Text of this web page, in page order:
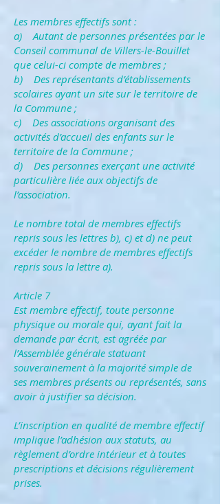
Les membres effectifs sont :
a) Autant de personnes présentées par le
Conseil communal de Villers-le-Bouillet
que celui-ci compte de membres ;
b) Des représentants d’établissements
scolaires ayant un site sur le territoire de
la Commune ;
c) Des associations organisant des
activités d’accueil des enfants sur le
territoire de la Commune ;
d) Des personnes exerçant une activité
particulière liée aux objectifs de
l’association.
Le nombre total de membres effectifs
repris sous les lettres b), c) et d) ne peut
excéder le nombre de membres effectifs
repris sous la lettre a).
Article 7
Est membre effectif, toute personne
physique ou morale qui, ayant fait la
demande par écrit, est agréée par
l’Assemblée générale statuant
souverainement à la majorité simple de
ses membres présents ou représentés, sans
avoir à justifier sa décision.
L’inscription en qualité de membre effectif
implique l’adhésion aux statuts, au
règlement d’ordre intérieur et à toutes
prescriptions et décisions régulièrement
prises.